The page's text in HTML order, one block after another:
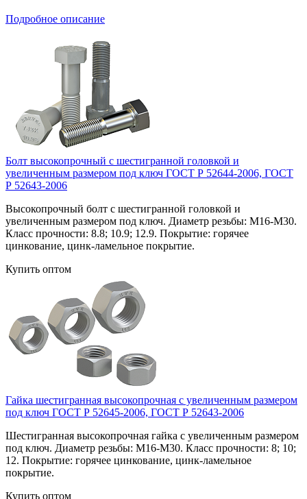
Подробное описание
Болт высокопрочный с шестигранной головкой и
увеличенным размером под ключ ГОСТ Р 52644-2006, ГОСТ
Р 52643-2006
Высокопрочный болт с шестигранной головкой и
увеличенным размером под ключ. Диаметр резьбы: М16-М30.
Класс прочности: 8.8; 10.9; 12.9. Покрытие: горячее
цинкование, цинк-ламельное покрытие.
Купить оптом
Гайка шестигранная высокопрочная с увеличенным размером
под ключ ГОСТ Р 52645-2006, ГОСТ Р 52643-2006
Шестигранная высокопрочная гайка с увеличенным размером
под ключ. Диаметр резьбы: М16-М30. Класс прочности: 8; 10;
12. Покрытие: горячее цинкование, цинк-ламельное
покрытие.
Купить оптом